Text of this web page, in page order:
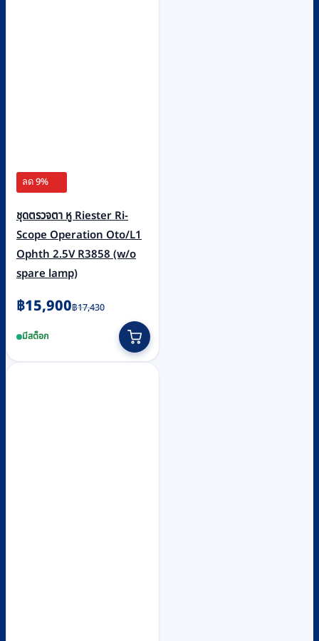
ลด 9%
ชุดตรวจตา หู Riester Ri-
Scope Operation Oto/L1
Ophth 2.5V R3858 (w/o
spare lamp)
฿17,430
Original
was:
฿17,430.
฿15,900
Current
is:
฿15,900.
มีสต็อก